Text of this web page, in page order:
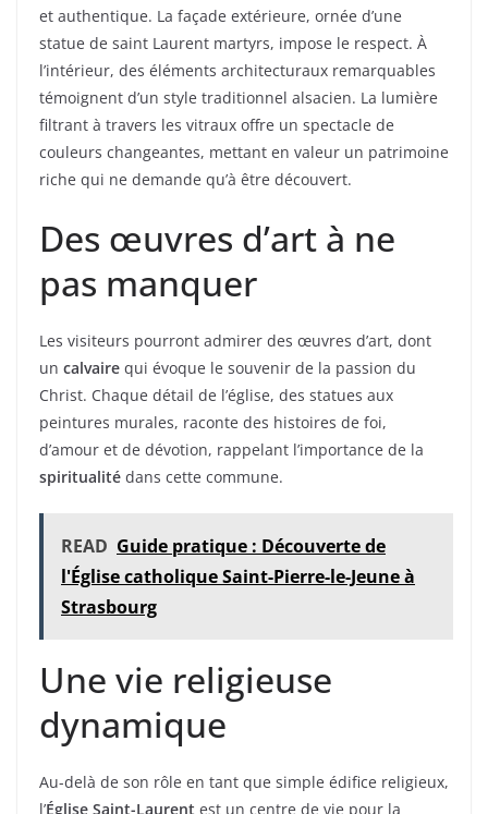
et authentique. La façade extérieure, ornée d’une
statue de saint Laurent martyrs, impose le respect. À
l’intérieur, des éléments architecturaux remarquables
témoignent d’un style traditionnel alsacien. La lumière
filtrant à travers les vitraux offre un spectacle de
couleurs changeantes, mettant en valeur un patrimoine
riche qui ne demande qu’à être découvert.
Des œuvres d’art à ne
pas manquer
Les visiteurs pourront admirer des œuvres d’art, dont
un calvaire qui évoque le souvenir de la passion du
Christ. Chaque détail de l’église, des statues aux
peintures murales, raconte des histoires de foi,
d’amour et de dévotion, rappelant l’importance de la
spiritualité dans cette commune.
READ Guide pratique : Découverte de
l'Église catholique Saint-Pierre-le-Jeune à
Strasbourg
Une vie religieuse
dynamique
Au-delà de son rôle en tant que simple édifice religieux,
l’Église Saint-Laurent est un centre de vie pour la